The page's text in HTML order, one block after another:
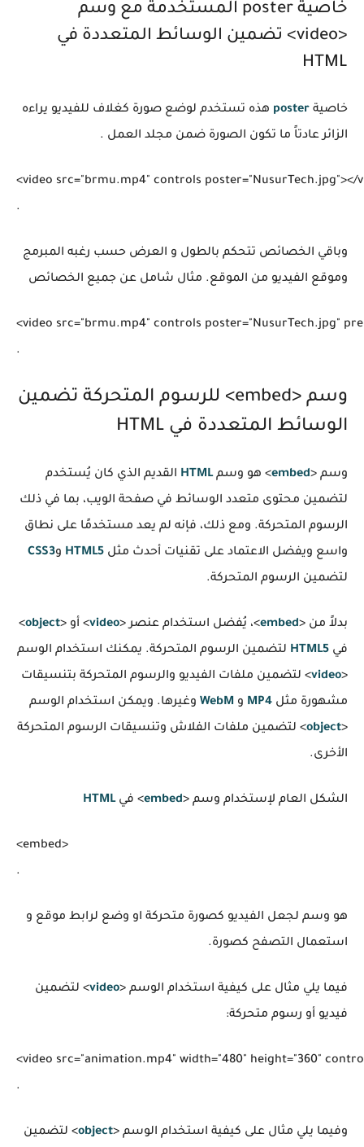
خاصية poster المستخدمة مع وسم
<video> تضمين الوسائط المتعددة في
HTML
خاصية poster هذه تستخدم لوضع صورة كغلاف للفيديو يراءه
الزائر عادتاً ما تكون الصورة ضمن مجلد العمل .
<video src="brmu.mp4" controls poster="NusurTech.jpg"></
وباقي الخصائص تتحكم بالطول و العرض حسب رغبه المبرمج
وموقع الفيديو من الموقع. مثال شامل عن جميع الخصائص
<video src="brmu.mp4" controls poster="NusurTech.jpg"
وسم <embed> للرسوم المتحركة تضمين
الوسائط المتعددة في HTML
وسم <embed> هو وسمHTML القديم الذي كان يُستخدم
لتضمين محتوى متعدد الوسائط في صفحة الويب، بما في ذلك
الرسوم المتحركة. ومع ذلك، فإنه لم يعد مستخدمًا على نطاق
واسع ويفضل الاعتماد على تقنيات أحدث مثل HTML5 وCSS3
لتضمين الرسوم المتحركة.
بدلاً من <embed>، يُفضل استخدام عنصر <video> أو <object
>
في HTML5 لتضمين الرسوم المتحركة. يمكنك استخدام الوسم
<
video> لتضمين ملفات الفيديو والرسوم المتحركة بتنسيقات
مشهورة مثل MP4 و WebM وغيرها. ويمكن استخدام الوسم
<
object> لتضمين ملفات الفلاش وتنسيقات الرسوم المتحركة
الأخرى.
الشكل العام لإستخدام وسم <embed> فيHTML
<embed>
هو وسم لجعل الفيديو كصورة متحركة او وضع لرابط موقع و
استعمال التصفح كصورة.
فيما يلي مثال على كيفية استخدام الوسم <video> لتضمين
فيديو أو رسوم متحركة:
<video src="animation.mp4" width="480" height="360"
وفيما يلي مثال على كيفية استخدام الوسم <object> لتضمين